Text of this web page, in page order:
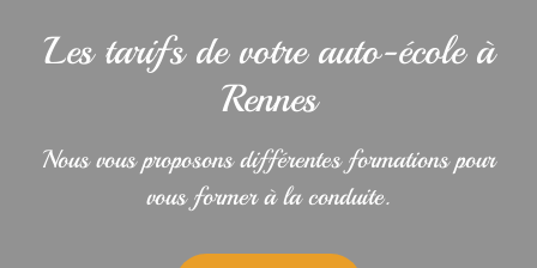
Les tarifs de votre auto-école à
Rennes
Nous vous proposons différentes formations pour
vous former à la conduite.